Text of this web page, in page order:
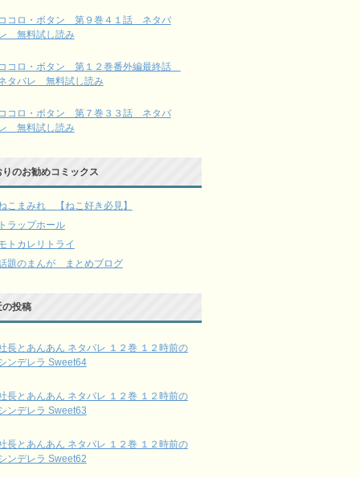
コロ・ボタン 第９巻４１話 ネタバ
無料試し読み
コロ・ボタン 第１２巻番外編最終話
タバレ 無料試し読み
コロ・ボタン 第７巻３３話 ネタバ
無料試し読み
りのお勧めコミックス
こまみれ 【ねこ好き必見】
ラップホール
トカレリトライ
題のまんが まとめブログ
の投稿
長とあんあん ネタバレ １２巻 １２時前の
ンデレラ Sweet64
長とあんあん ネタバレ １２巻 １２時前の
ンデレラ Sweet63
長とあんあん ネタバレ １２巻 １２時前の
ンデレラ Sweet62